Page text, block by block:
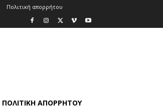
Πολιτική απορρήτου
ΠΟΛΙΤΙΚΉ ΑΠΟΡΡΉΤΟΥ